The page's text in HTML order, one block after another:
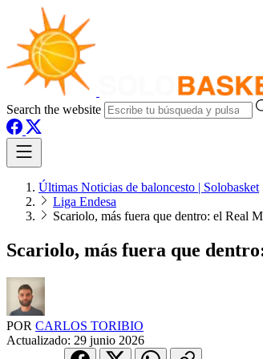
Search the website
Últimas Noticias de baloncesto | Solobasket
Liga Endesa
Scariolo, más fuera que dentro: el Real
Scariolo, más fuera que
POR CARLOS TORIBIO
Actualizado: 29 junio 2026